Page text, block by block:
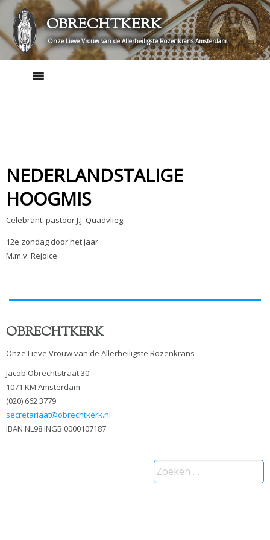
Skip
content
OBRECHTKERK
Onze Lieve Vrouw van de Allerheiligste Rozenkrans Amsterdam
NEDERLANDSTALIGE
HOOGMIS
Celebrant: pastoor J.J. Quadvlieg
12e zondag door het jaar
M.m.v. Rejoice
OBRECHTKERK
Onze Lieve Vrouw van de Allerheiligste Rozenkrans
Jacob Obrechtstraat 30
1071 KM Amsterdam
(020) 662 3779
secretariaat@obrechtkerk.nl
IBAN NL98 INGB 0000107187
Zoeken
naar: